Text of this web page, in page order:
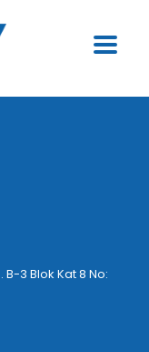
3 Blok Kat 8 No: